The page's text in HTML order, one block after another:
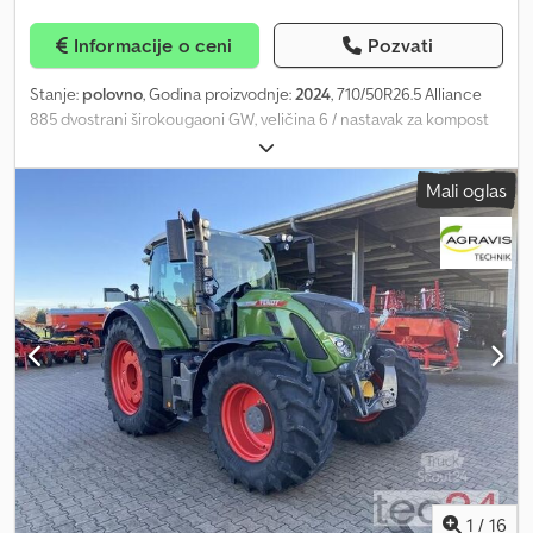
za košenje ivica puta RMK 1200 * Radna širina 1.200 mm *
Teleskopski zadnji bočni izboj MHS 800 * Bočno pomeranje 1.600
Visoki portal za prelazak prepreka do 3,90 m * Jednoručna
upravljačka jedinica sa multifunkcionalnom ručkom * Brza
izmenjiva oprema * Mulag šibljača kosačica MK 1200 * Ukupna
širina 1.580 mm * Opterećenje izboja * Komfort kabina sa 2 sedišta
* Klima uređaj * Grejanje prednjeg stakla * Spoljni termometar *
Komfort vozačko sedište - sa ovjesom * Električno grejani
retrovizori * JCB Power Shift menjač sa tri stepena pod
opterećenjem * Disk kočnice * ABS * Diferencijalna blokada *
Rotaciona signalna svetla * Dalekometni signalni reflektori *
Radna svetla * 4x4 pogon na sva četiri točka * Gume: 495/70R24 *
Maksimalna brzina: 80 km/h * LOF vučno vozilo/poljoprivredni
traktor * Međuosovinsko rastojanje: 3.000 mm * Dozvoljena
ukupna masa: 12.000 kg * LOF homologacija * Prilikom prodaje
privrednim subjektima i izvoza (EU i van EU) primenjuju se
nemačka trgovačka pravila. Ako želite novi tehnički pregled (TÜV),
rado ćemo Vam ponuditi usluge naših partnerskih servisa. Naša
ponuda generalno NE uključuje novi tehnički pregled, novu
Informacije o ceni Pozvati
Stanje: polovno, Godina proizvodnje:2024, 710/50R26.5 Alliance
885 dvostrani širokougaoni GW, veličina 6 / nastavak za kompost
400 mm, doplata. 3. kidajuća valjak sa zavrtnjima za 3 kidajuća
valjka, hidraulično podvozje, donje vučno hvatište sa kuglastom
vučnom spojnicom / strugači za kreč, bočna stranica.
Csdpferxuqzox Aatoha
Mali oglas
1 / 16